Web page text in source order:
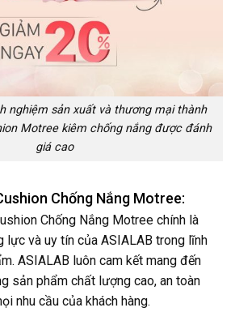
nghiệm sản xuất và thương mại thành
Motree kiêm chống nắng được đánh
giá cao
Chống Nắng Motree:
Chống Nắng Motree chính là
lực và uy tín của ASIALAB trong lĩnh
ASIALAB luôn cam kết mang đến
sản phẩm chất lượng cao, an toàn
nhu cầu của khách hàng.